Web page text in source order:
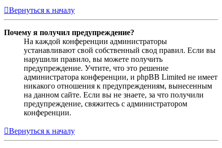
Вернуться к началу
Почему я получил предупреждение?
На каждой конференции администраторы
устанавливают свой собственный свод правил. Если вы
нарушили правило, вы можете получить
предупреждение. Учтите, что это решение
администратора конференции, и phpBB Limited не имеет
никакого отношения к предупреждениям, вынесенным
на данном сайте. Если вы не знаете, за что получили
предупреждение, свяжитесь с администратором
конференции.
Вернуться к началу